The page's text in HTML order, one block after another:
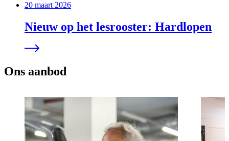
20 maart 2026
Nieuw op het lesrooster: Hardlopen
Ons aanbod